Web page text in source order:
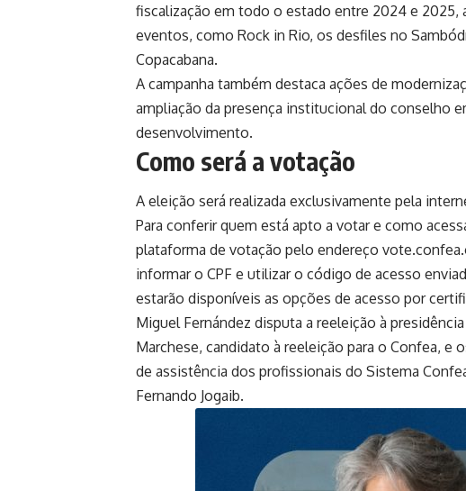
fiscalização em todo o estado entre 2024 e 2025,
eventos, como Rock in Rio, os desfiles no
Copacabana.
A campanha também destaca ações de
ampliação da presença institucional do conselho
desenvolvimento.
Como será a votação
A eleição será realizada exclusivamente pela
Para conferir quem está apto a votar e como
plataforma de votação pelo endereço
informar o CPF e utilizar o código de acesso
estarão disponíveis as opções de acesso por
Miguel Fernández disputa a reeleição à
Marchese, candidato à reeleição para o Confea, e
de assistência dos profissionais do Sistema
Fernando Jogaib.